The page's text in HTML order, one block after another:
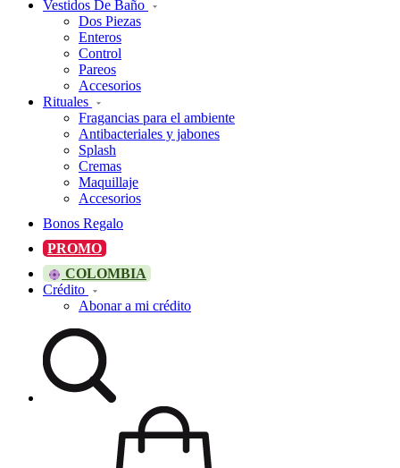
Vestidos De Baño
Dos Piezas
Enteros
Control
Pareos
Accesorios
Rituales
Fragancias para el ambiente
Antibacteriales y jabones
Splash
Cremas
Maquillaje
Accesorios
Bonos Regalo
PROMO
COLOMBIA
Crédito
Abonar a mi crédito